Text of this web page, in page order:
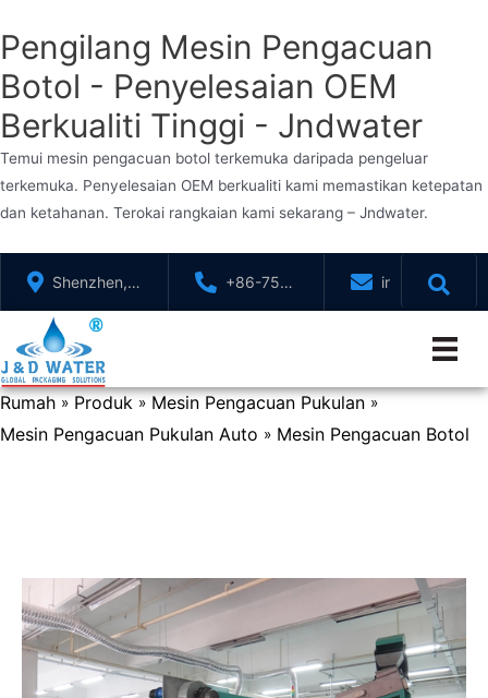
Pengilang Mesin Pengacuan
Botol - Penyelesaian OEM
Berkualiti Tinggi - Jndwater
Temui mesin pengacuan botol terkemuka daripada pengeluar
terkemuka. Penyelesaian OEM berkualiti kami memastikan ketepatan
dan ketahanan. Terokai rangkaian kami sekarang – Jndwater.
kandungan
Shenzhen,
GuangDong,
China
+86-755-
88321071
Rumah » Produk » Mesin Pengacuan Pukulan »
Mesin Pengacuan Pukulan Auto » Mesin Pengacuan Botol